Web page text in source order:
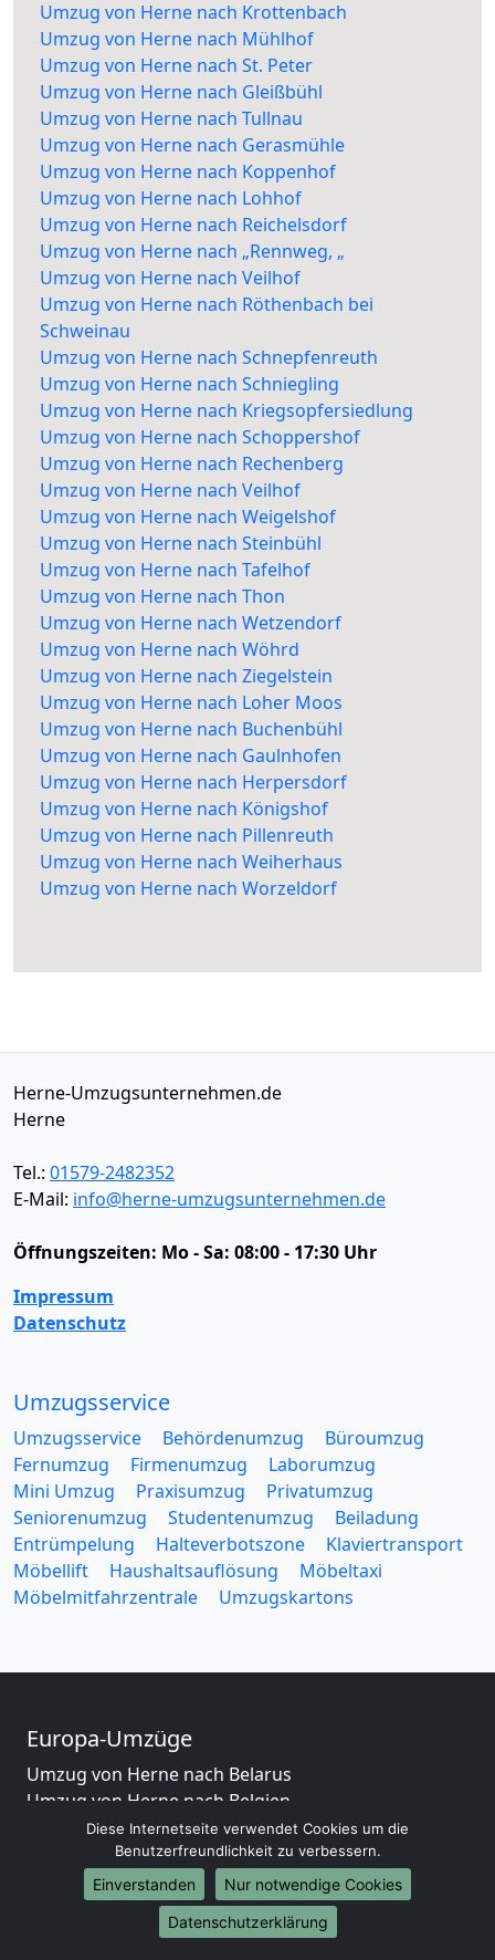
Umzug von Herne nach Krottenbach
Umzug von Herne nach Mühlhof
Umzug von Herne nach St. Peter
Umzug von Herne nach Gleißbühl
Umzug von Herne nach Tullnau
Umzug von Herne nach Gerasmühle
Umzug von Herne nach Koppenhof
Umzug von Herne nach Lohhof
Umzug von Herne nach Reichelsdorf
Umzug von Herne nach „Rennweg, „
Umzug von Herne nach Veilhof
Umzug von Herne nach Röthenbach bei
Schweinau
Umzug von Herne nach Schnepfenreuth
Umzug von Herne nach Schniegling
Umzug von Herne nach Kriegsopfersiedlung
Umzug von Herne nach Schoppershof
Umzug von Herne nach Rechenberg
Umzug von Herne nach Veilhof
Umzug von Herne nach Weigelshof
Umzug von Herne nach Steinbühl
Umzug von Herne nach Tafelhof
Umzug von Herne nach Thon
Umzug von Herne nach Wetzendorf
Umzug von Herne nach Wöhrd
Umzug von Herne nach Ziegelstein
Umzug von Herne nach Loher Moos
Umzug von Herne nach Buchenbühl
Umzug von Herne nach Gaulnhofen
Umzug von Herne nach Herpersdorf
Umzug von Herne nach Königshof
Umzug von Herne nach Pillenreuth
Umzug von Herne nach Weiherhaus
Umzug von Herne nach Worzeldorf
Herne-Umzugsunternehmen.de
Herne
Tel.: 01579-2482352
E-Mail: info@herne-umzugsunternehmen.de
Öffnungszeiten: Mo - Sa: 08:00 - 17:30 Uhr
Impressum
Datenschutz
Umzugsservice
Umzugsservice Behördenumzug
Büroumzug
Fernumzug
Firmenumzug
Laborumzug
Mini Umzug
Praxisumzug
Privatumzug
Seniorenumzug
Studentenumzug
Beiladung
Entrümpelung
Halteverbotszone
Klaviertransport
Möbellift
Haushaltsauflösung
Möbeltaxi
Möbelmitfahrzentrale
Umzugskartons
Europa-Umzüge
Umzug von Herne nach Belarus
Umzug von Herne nach Belgien
Umzug von Herne nach Bulgarien
Umzug von Herne nach Dänemark
Umzug von Herne nach England
Umzug von Herne nach Portugal
Umzug von Herne nach Bosnien und Herzegowina
Diese Internetseite verwendet Cookies um die
Benutzerfreundlichkeit zu verbessern.
Einverstanden
Nur notwendige Cookies
Datenschutzerklärung